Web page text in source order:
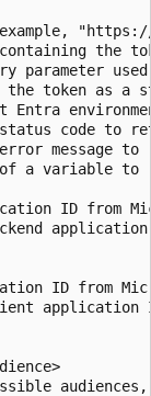
the
parameter
token as a
Entra
code to
message to
a variable
ID from
ID from